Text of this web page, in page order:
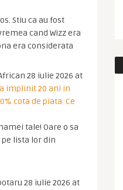
Stiu ca au fost
cand Wizz era
era considerata
28 iulie 2026 at
a implinit 20 ani in
cota de piata. Ce
tale! Oare o sa
lista lor din
28 iulie 2026 at